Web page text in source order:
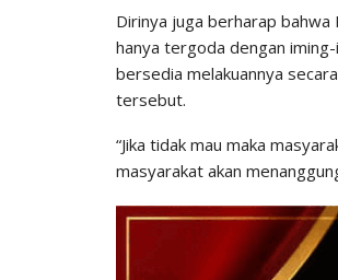
Dirinya juga berharap
hanya tergoda dengan
bersedia melakuannya
tersebut.
“Jika tidak mau maka
masyarakat akan